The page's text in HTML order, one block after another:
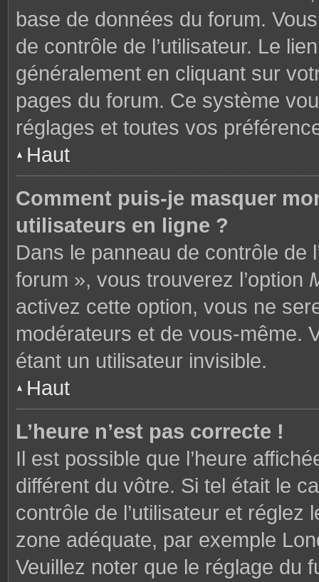
base de données du forum.
de contrôle de l’utilisateur. Le
généralement en cliquant sur
pages du forum. Ce système
réglages et toutes vos
Haut
Comment puis-je masquer
utilisateurs en ligne ?
Dans le panneau de contrôle de
forum », vous trouverez l’option
activez cette option, vous ne
modérateurs et de vous-même.
étant un utilisateur invisible.
Haut
L’heure n’est pas correcte !
Il est possible que l’heure
différent du vôtre. Si tel était le
contrôle de l’utilisateur et
zone adéquate, par exemple
Veuillez noter que le réglage du